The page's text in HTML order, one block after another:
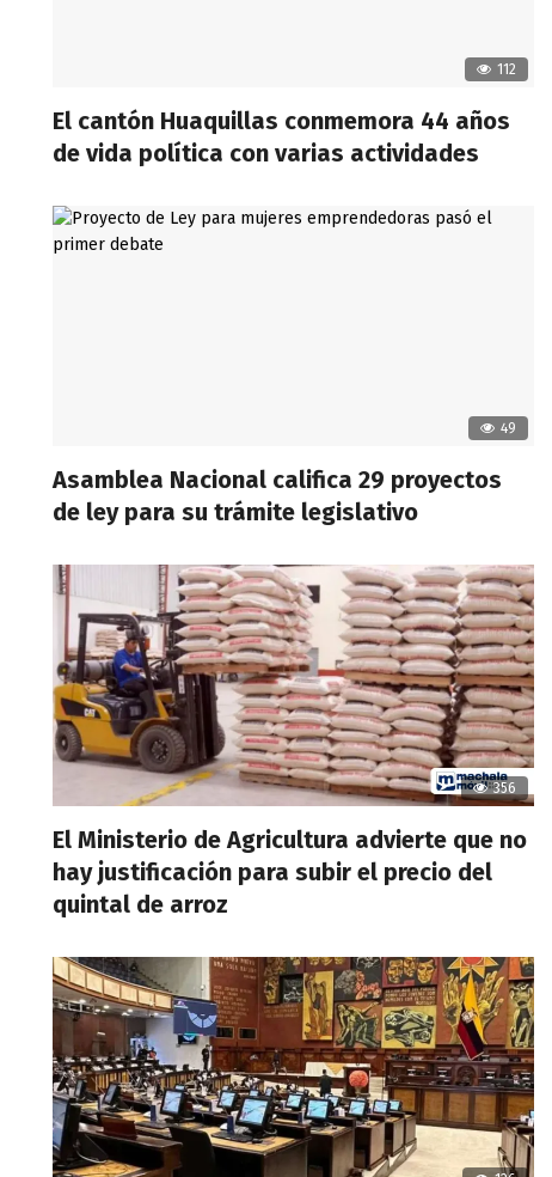
112
El cantón Huaquillas conmemora 44 años
de vida política con varias actividades
49
Asamblea Nacional califica 29 proyectos
de ley para su trámite legislativo
356
El Ministerio de Agricultura advierte que no
hay justificación para subir el precio del
quintal de arroz